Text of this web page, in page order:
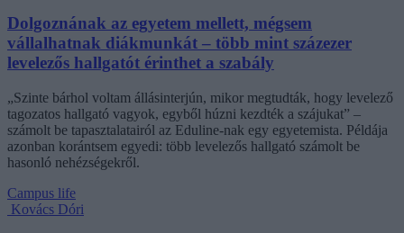
Dolgoznának az egyetem mellett, mégsem
vállalhatnak diákmunkát – több mint százezer
levelezős hallgatót érinthet a szabály
„Szinte bárhol voltam állásinterjún, mikor megtudták, hogy levelező
tagozatos hallgató vagyok, egyből húzni kezdték a szájukat” –
számolt be tapasztalatairól az Eduline-nak egy egyetemista. Példája
azonban korántsem egyedi: több levelezős hallgató számolt be
hasonló nehézségekről.
Campus life
Kovács Dóri